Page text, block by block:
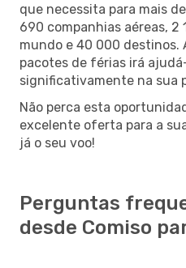
que necessita para mais
690 companhias aéreas,
mundo e 40 000 destinos.
pacotes de férias irá
significativamente na sua
Não perca esta
excelente oferta para a
já o seu voo!
Perguntas
desde Comiso